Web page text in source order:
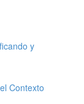
y
Contexto